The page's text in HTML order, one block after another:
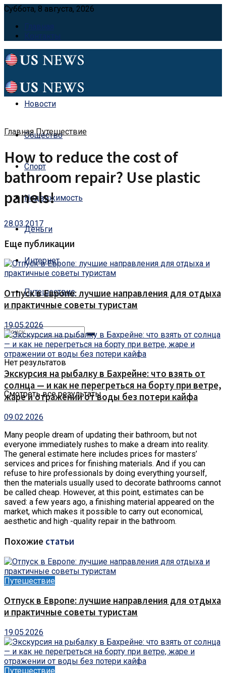
Суббота, 8 августа, 2026
Главная
Контакты
Новости
Общество
Спорт
Недвижимость
Деньги
Интернет
Путешествие
Нет результатов
Смотреть все результаты
Главная Путешествие
How to reduce the cost of
bathroom repair? Use plastic
panels!
28.03.2017
Еще публикации
Отпуск в Европе: лучшие направления для отдыха
и практичные советы туристам
19.05.2026
Экскурсия на рыбалку в Бахрейне: что взять от
солнца — и как не перегреться на борту при ветре,
жаре и отражении от воды без потери кайфа
09.02.2026
Many people dream of updating their bathroom, but not
everyone immediately rushes to make a dream into reality.
The general estimate here includes prices for masters’
services and prices for finishing materials. And if you can
refuse to hire professionals by doing everything yourself,
then the materials usually used to decorate bathrooms cannot
be called cheap. However, at this point, estimates can be
saved: a few years ago, a finishing material appeared on the
market, which makes it possible to carry out economical,
aesthetic and high -quality repair in the bathroom.
Похожие статьи
Путешествие
Отпуск в Европе: лучшие направления для отдыха
и практичные советы туристам
19.05.2026
Путешествие